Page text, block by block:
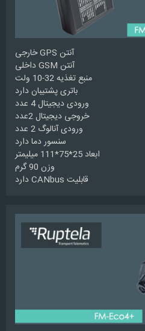
آنتن GPS خارجی
آنتن GSM داخلی
منبع تغذیه 32-10 ولت
باتری پشتیبان دارد
ورودی دیجیتال 4 عدد
خروجی دیجیتال 2عدد
ورودی آنالوگ 2 عدد
سنسور دما دارد
ابعاد 25*75*111 میلیمتر
وزن 90 گرم
قابلیت CANbus دارد